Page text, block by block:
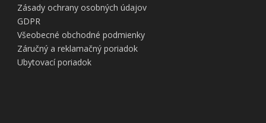
Zásady ochrany osobných údajov
GDPR
Všeobecné obchodné podmienky
Záručný a reklamačný poriadok
Ubytovací poriadok